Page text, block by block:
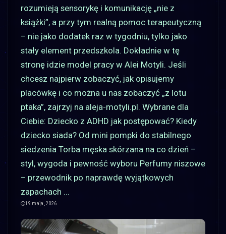
rozumieją sensorykę i komunikację „nie z
książki”, a przy tym realną pomoc terapeutyczną
– nie jako dodatek raz w tygodniu, tylko jako
stały element przedszkola. Dokładnie w tę
stronę idzie model pracy w Alei Motyli. Jeśli
chcesz najpierw zobaczyć, jak opisujemy
placówkę i co można u nas zobaczyć „z lotu
ptaka”, zajrzyj na aleja-motyli.pl. Wybrane dla
Ciebie: Dziecko z ADHD jak postępować? Kiedy
dziecko siada? Od mini pompki do stabilnego
siedzenia Torba męska skórzana na co dzień –
styl, wygoda i pewność wyboru Perfumy niszowe
– przewodnik po naprawdę wyjątkowych
zapachach ...
19 maja, 2026